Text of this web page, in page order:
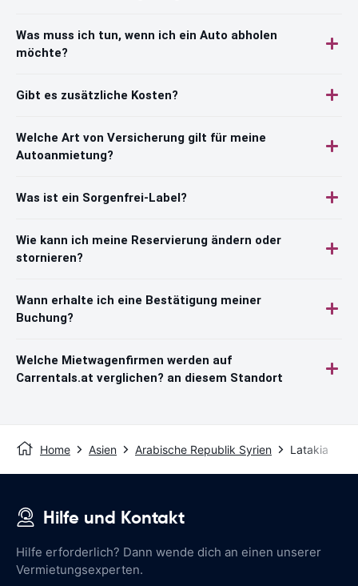
Was muss ich tun, wenn ich ein Auto abholen
möchte?
Gibt es zusätzliche Kosten?
Welche Art von Versicherung gilt für meine
Autoanmietung?
Was ist ein Sorgenfrei-Label?
Wie kann ich meine Reservierung ändern oder
stornieren?
Wann erhalte ich eine Bestätigung meiner
Buchung?
Welche Mietwagenfirmen werden auf
Carrentals.at verglichen? an diesem Standort
Home Asien Arabische Republik Syrien Latakia
Hilfe und Kontakt
Hilfe erforderlich? Dann wende dich an einen unserer
Vermietungsexperten.